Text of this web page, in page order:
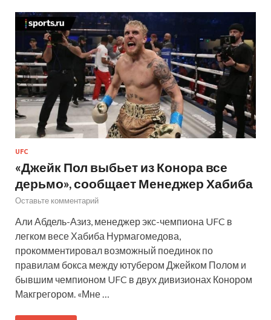
UFC
«Джейк Пол выбьет из Конора все
дерьмо», сообщает Менеджер Хабиба
Оставьте комментарий
Али Абдель-Азиз, менеджер экс-чемпиона UFC в
легком весе Хабиба Нурмагомедова,
прокомментировал возможный поединок по
правилам бокса между ютубером Джейком Полом и
бывшим чемпионом UFC в двух дивизионах Конором
Макгрегором. «Мне …